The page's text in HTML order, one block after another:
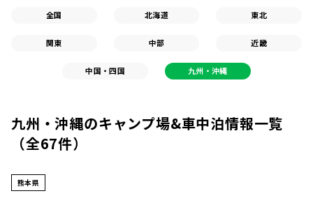
全国 北海道 東北
関東 中部 近畿
中国・四国 九州・沖縄
九州・沖縄のキャンプ場&車中泊情報一覧
（全67件）
熊本県